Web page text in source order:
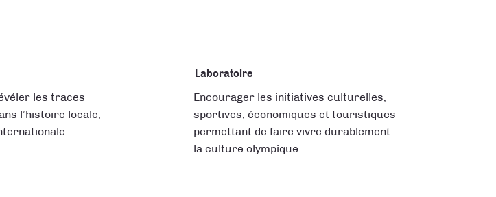
les traces
l’histoire locale,
Laboratoire
Encourager les initiatives culturelles,
sportives, économiques et touristiques
permettant de faire vivre durablement
la culture olympique.